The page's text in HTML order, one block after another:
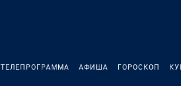
ТЕЛЕПРОГРАММА АФИША ГОРОСКОП